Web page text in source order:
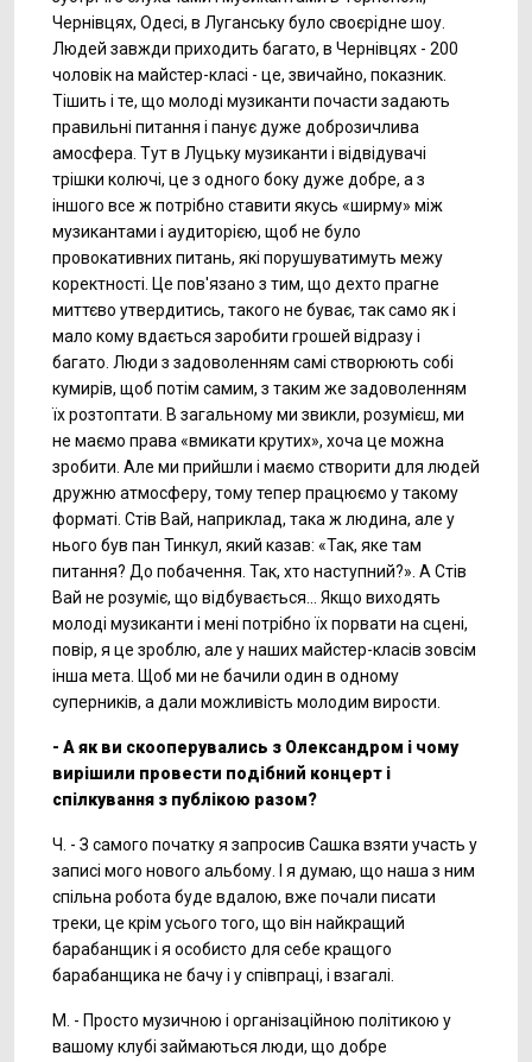
Чернівцях, Одесі, в Луганську було своєрідне шоу.
Людей завжди приходить багато, в Чернівцях - 200
чоловік на майстер-класі - це, звичайно, показник.
Тішить і те, що молоді музиканти почасти задають
правильні питання і панує дуже доброзичлива
амосфера. Тут в Луцьку музиканти і відвідувачі
трішки колючі, це з одного боку дуже добре, а з
іншого все ж потрібно ставити якусь «ширму» між
музикантами і аудиторією, щоб не було
провокативних питань, які порушуватимуть межу
коректності. Це пов'язано з тим, що дехто прагне
миттєво утвердитись, такого не буває, так само як і
мало кому вдається заробити грошей відразу і
багато. Люди з задоволенням самі створюють собі
кумирів, щоб потім самим, з таким же задоволенням
їх розтоптати. В загальному ми звикли, розумієш, ми
не маємо права «вмикати крутих», хоча це можна
зробити. Але ми прийшли і маємо створити для людей
дружню атмосферу, тому тепер працюємо у такому
форматі. Стів Вай, наприклад, така ж людина, але у
нього був пан Тинкул, який казав: «Так, яке там
питання? До побачення. Так, хто наступний?». А Стів
Вай не розуміє, що відбувається... Якщо виходять
молоді музиканти і мені потрібно їх порвати на сцені,
повір, я це зроблю, але у наших майстер-класів зовсім
інша мета. Щоб ми не бачили один в одному
суперників, а дали можливість молодим вирости.
- А як ви скооперувались з Олександром і чому
вирішили провести подібний концерт і
спілкування з публікою разом?
Ч. - З самого початку я запросив Сашка взяти участь у
записі мого нового альбому. І я думаю, що наша з ним
спільна робота буде вдалою, вже почали писати
треки, це крім усього того, що він найкращий
барабанщик і я особисто для себе кращого
барабанщика не бачу і у співпраці, і взагалі.
М. - Просто музичною і організаційною політикою у
вашому клубі займаються люди, що добре